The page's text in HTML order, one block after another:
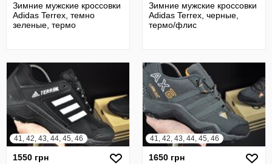
Зимние мужские кроссовки
Adidas Terrex, темно
зеленые, термо
Зимние мужские кроссовки
Adidas Terrex, черные,
термо/флис
41, 42, 43, 44, 45, 46
1550 грн
41, 42, 43, 44, 45, 46
1650 грн